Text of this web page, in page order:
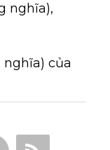
nghĩa),
nghĩa) của